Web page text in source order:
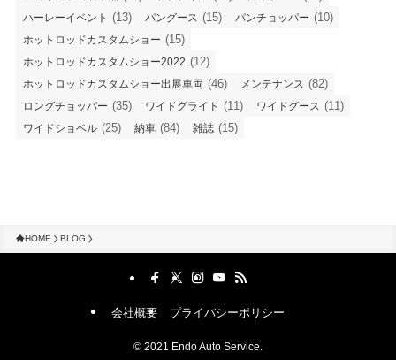
ハーレーイベント (13) パングース (15) パンチョッパー (10)
ホットロッドカスタムショー (15)
ホットロッドカスタムショー2022 (12)
ホットロッドカスタムショー出展車両 (46) メンテナンス (82)
ロングチョッパー (35) ワイドグライド (11) ワイドグース (11)
ワイドショベル (25) 納車 (84) 雑誌 (15)
HOME BLOG
会社概要 プライバシーポリシー
© 2021 Endo Auto Service.